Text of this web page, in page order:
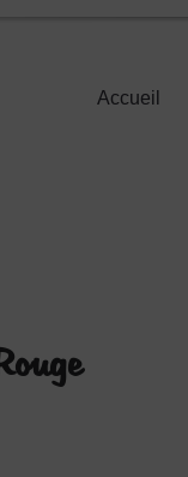
Accueil